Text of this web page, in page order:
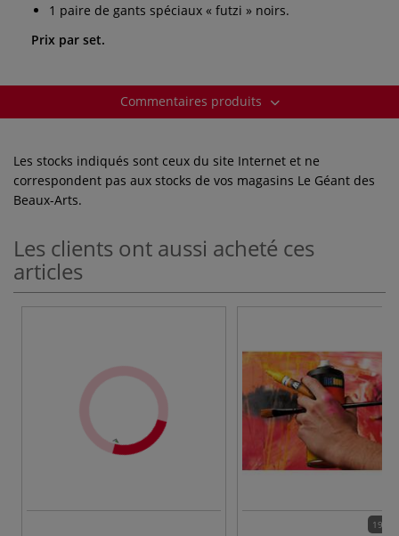
1 paire de gants spéciaux « futzi » noirs.
Prix par set.
Commentaires produits
Les stocks indiqués sont ceux du site Internet et ne
correspondent pas aux stocks de vos magasins Le Géant des
Beaux-Arts.
Les clients ont aussi acheté ces
articles
190